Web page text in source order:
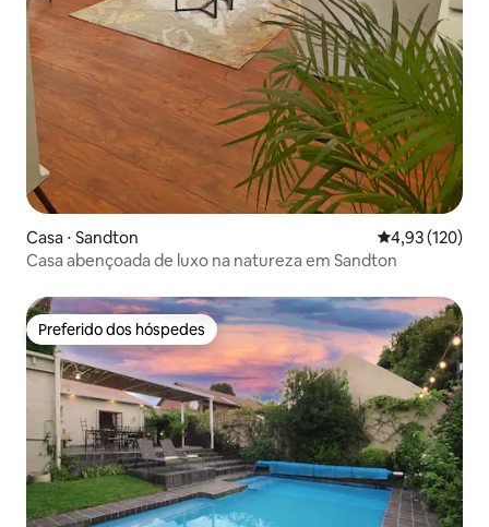
Casa ⋅ Sandton 4,93 de uma
4,93 (120)
Casa abençoada de luxo na natureza em Sandton
Preferido dos hóspedes
Preferido dos hóspedes